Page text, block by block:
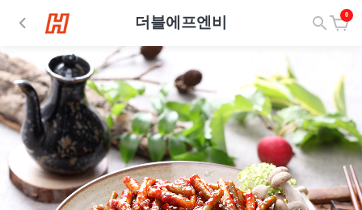
더블에프엔비 0